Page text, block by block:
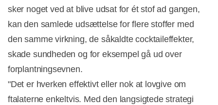
sker noget ved at blive udsat for ét stof ad gangen,
kan den samlede udsættelse for flere stoffer med
den samme virkning, de såkaldte cocktaileffekter,
skade sundheden og for eksempel gå ud over
forplantningsevnen.
"Det er hverken effektivt eller nok at lovgive om
ftalaterne enkeltvis. Med den langsigtede strategi